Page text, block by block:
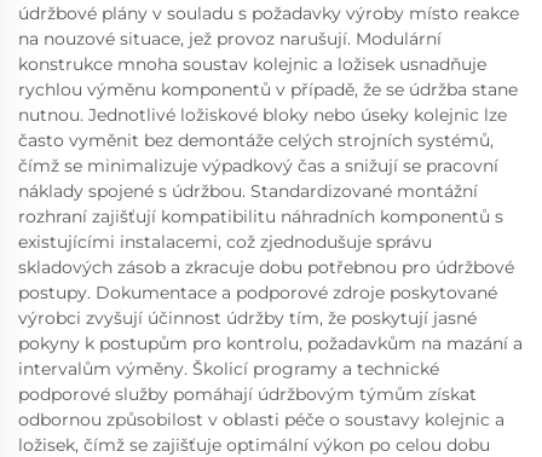
údržbové plány v souladu s požadavky výroby místo reakce
na nouzové situace, jež provoz narušují. Modulární
konstrukce mnoha soustav kolejnic a ložisek usnadňuje
rychlou výměnu komponentů v případě, že se údržba stane
nutnou. Jednotlivé ložiskové bloky nebo úseky kolejnic lze
často vyměnit bez demontáže celých strojních systémů,
čímž se minimalizuje výpadkový čas a snižují se pracovní
náklady spojené s údržbou. Standardizované montážní
rozhraní zajišťují kompatibilitu náhradních komponentů s
existujícími instalacemi, což zjednodušuje správu
skladových zásob a zkracuje dobu potřebnou pro údržbové
postupy. Dokumentace a podporové zdroje poskytované
výrobci zvyšují účinnost údržby tím, že poskytují jasné
pokyny k postupům pro kontrolu, požadavkům na mazání a
intervalům výměny. Školicí programy a technické
podporové služby pomáhají údržbovým týmům získat
odbornou způsobilost v oblasti péče o soustavy kolejnic a
ložisek, čímž se zajišťuje optimální výkon po celou dobu